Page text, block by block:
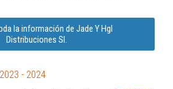
la información de Jade Y Hgl
Distribuciones Sl.
- 2024